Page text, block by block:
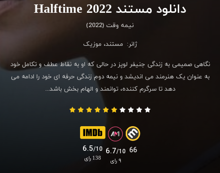
دانلود مستند Halftime 2022
نیمه وقت (2022)
ژانر: مستند، موزیک
نگاهی صمیمی به زندگی جنیفر لوپز در حالی که او به نقاط عطف و تکامل خود
به عنوان یک هنرمند می اندیشد و نیمه دوم زندگی حرفه ای خود را ادامه می
دهد تا سرگرم کننده، توانمند و الهام بخش باشد...
6.5/10
138 رای
6.7/10
۹ رای
66